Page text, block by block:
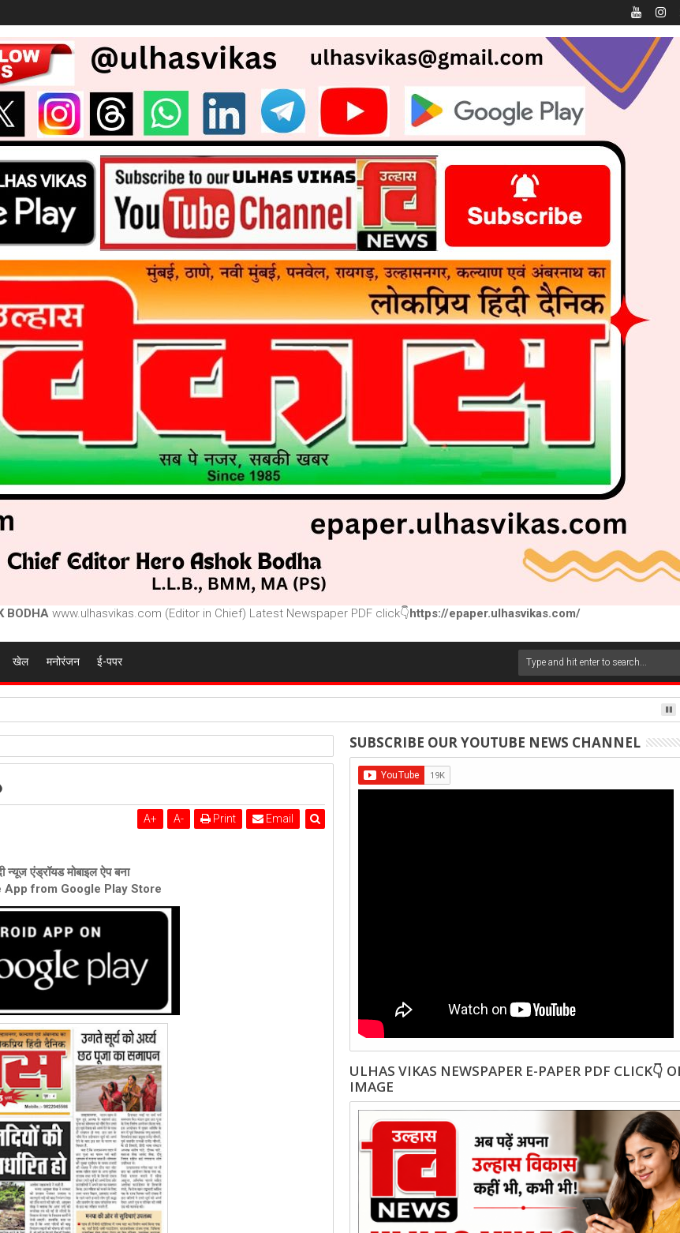
BODHA www.ulhasvikas.com (Editor in Chief) Latest Newspaper PDF click👇https://epaper.ulhasvikas.com/
खेल मनोरंजन ई-पपर
A+ A- Print Email
न्यूज एंड्रॉयड मोबाइल ऐप बना
from Google Play Store
SUBSCRIBE OUR YOUTUBE NEWS CHANNEL
ULHAS VIKAS NEWSPAPER E-PAPER PDF CLICK👇
IMAGE